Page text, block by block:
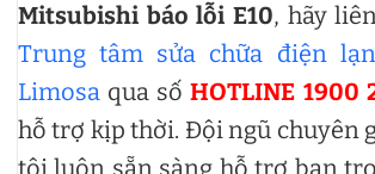
Mitsubishi báo lỗi E10, hãy
Trung tâm sửa chữa điện
Limosa qua sốHOTLINE 1900
hỗ trợ kịp thời. Đội ngũ chuyên
tôi luôn sẵn sàng hỗ trợ bạn